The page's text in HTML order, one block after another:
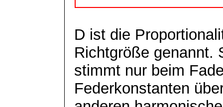
D ist die
Richtgröße genannt.
stimmt nur beim
Federkonstanten